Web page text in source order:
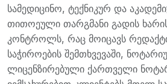
სამედიცინო, ტექნიკურ და
თითოეული თარგმანი გადის
კონტროლს, რაც მოიცავს
საჭიროების შემთხვევაში,
ლიცენზირებული ქართველი